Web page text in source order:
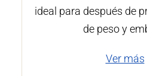
ideal para después de
de peso y
Ver más